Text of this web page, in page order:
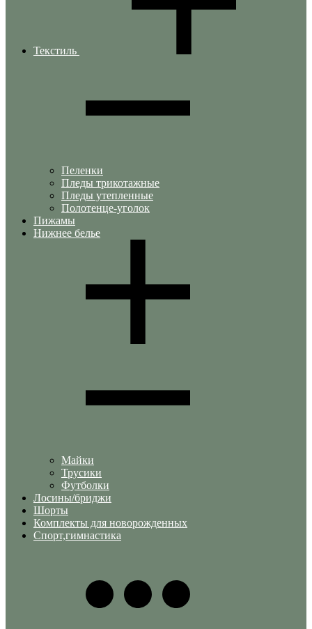
Текстиль
Пеленки
Пледы трикотажные
Пледы утепленные
Полотенце-уголок
Пижамы
Нижнее белье
Майки
Трусики
Футболки
Лосины/бриджи
Шорты
Комплекты для новорожденных
Спорт,гимнастика